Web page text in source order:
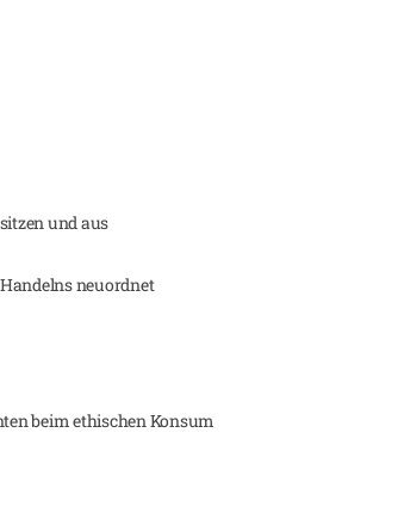
und aus
neuordnet
beim ethischen Konsum